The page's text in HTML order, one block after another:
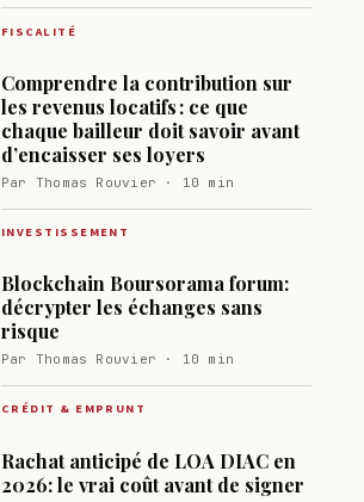
FISCALITÉ
Comprendre la contribution sur
les revenus locatifs : ce que
chaque bailleur doit savoir avant
d’encaisser ses loyers
Par Thomas Rouvier · 10 min
INVESTISSEMENT
Blockchain Boursorama forum:
décrypter les échanges sans
risque
Par Thomas Rouvier · 10 min
CRÉDIT & EMPRUNT
Rachat anticipé de LOA DIAC en
2026: le vrai coût avant de signer